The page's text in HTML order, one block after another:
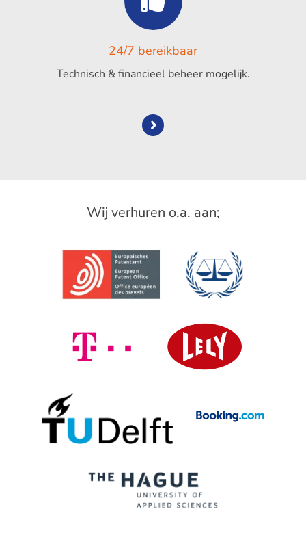
24/7 bereikbaar
Technisch & financieel beheer mogelijk.
Wij verhuren o.a. aan;